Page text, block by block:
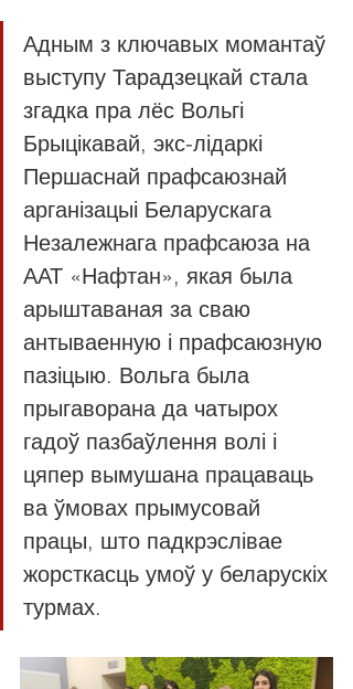
Адным з ключавых момантаў
выступу Тарадзецкай стала
згадка пра лёс Вольгі
Брыцікавай, экс-лідаркі
Першаснай прафсаюзнай
арганізацыі Беларускага
Незалежнага прафсаюза на
ААТ «Нафтан», якая была
арыштаваная за сваю
антываенную і прафсаюзную
пазіцыю. Вольга была
прыгаворана да чатырох
гадоў пазбаўлення волі і
цяпер вымушана працаваць
ва ўмовах прымусовай
працы, што падкрэслівае
жорсткасць умоў у беларускіх
турмах.